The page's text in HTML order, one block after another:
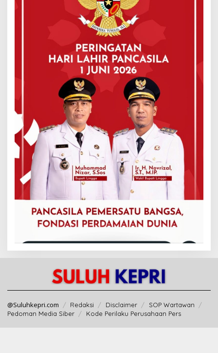
@Suluhkepri.com Redaksi Disclaimer
SOP Wartawan
Pedoman Media Siber
Kode Perilaku Perusahaan Pers